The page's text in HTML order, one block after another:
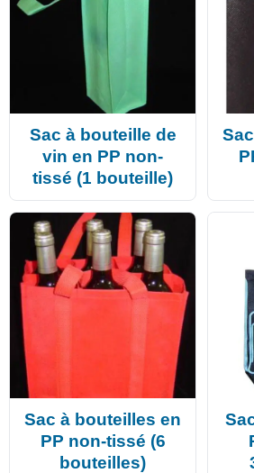
Sac à bouteille de
vin en PP non-
tissé (1 bouteille)
Sac à bouteilles en
PP non-tissé (6
bouteilles)